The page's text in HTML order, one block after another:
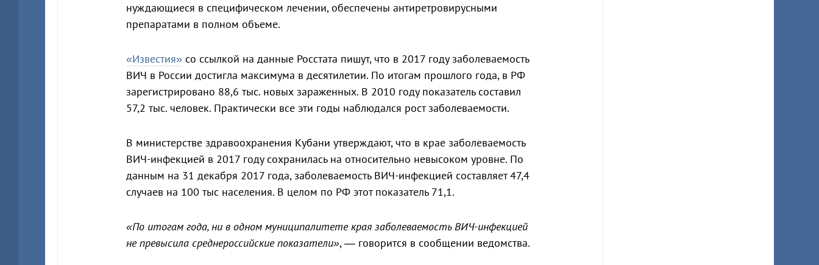
нуждающиеся в специфическом лечении, обеспечены антиретровирусными
препаратами в полном объеме.
«Известия» со ссылкой на данные Росстата пишут, что в 2017 году заболеваемость
ВИЧ в России достигла максимума в десятилетии. По итогам прошлого года, в РФ
зарегистрировано 88,6 тыс. новых зараженных. В 2010 году показатель составил
57,2 тыс. человек. Практически все эти годы наблюдался рост заболеваемости.
В министерстве здравоохранения Кубани утверждают, что в крае заболеваемость
ВИЧ-инфекцией в 2017 году сохранилась на относительно невысоком уровне. По
данным на 31 декабря 2017 года, заболеваемость ВИЧ-инфекцией составляет 47,4
случаев на 100 тыс населения. В целом по РФ этот показатель 71,1.
«По итогам года, ни в одном муниципалитете края заболеваемость ВИЧ-инфекцией
не превысила среднероссийские показатели», — говорится в сообщении ведомства.